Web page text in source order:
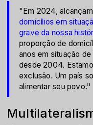
"Em 2024,
domicílios em
grave da nossa
proporção de
anos em situação
desde 2004.
exclusão. Um país
alimentar seu povo."